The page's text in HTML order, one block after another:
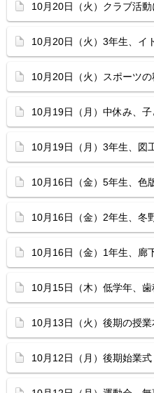
10月20日（火）クラブ活動
10月20日（火）3年生、イ
10月20日（火）スポーツの
10月19日（月）中休み、
10月19日（月）3年生、図
10月16日（金）5年生、色
10月16日（金）2年生、冬
10月16日（金）1年生、廊
10月15日（木）低学年、
10月13日（火）後期の授業
10月12日（月）後期始業式